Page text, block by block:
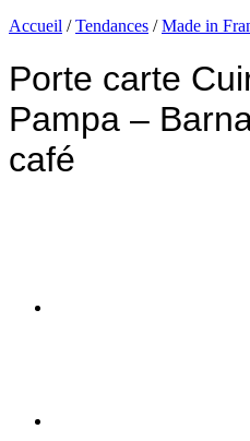
Accueil / Tendances / Made in
Porte carte
Pampa –
café